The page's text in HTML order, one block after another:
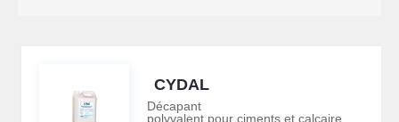
CYDAL
Décapant
polyvalent pour ciments et calcaire